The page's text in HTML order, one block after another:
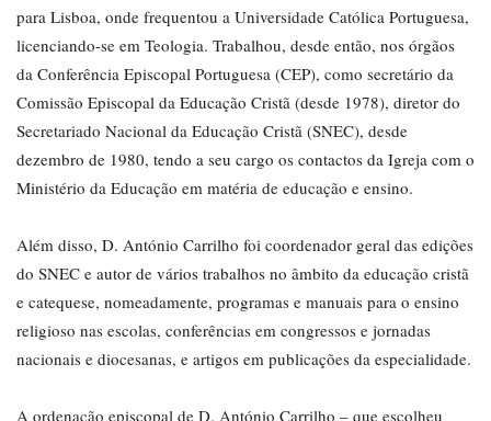
para Lisboa, onde frequentou a Universidade Católica Portuguesa,
licenciando-se em Teologia. Trabalhou, desde então, nos órgãos
da Conferência Episcopal Portuguesa (CEP), como secretário da
Comissão Episcopal da Educação Cristã (desde 1978), diretor do
Secretariado Nacional da Educação Cristã (SNEC), desde
dezembro de 1980, tendo a seu cargo os contactos da Igreja com o
Ministério da Educação em matéria de educação e ensino.
Além disso, D. António Carrilho foi coordenador geral das edições
do SNEC e autor de vários trabalhos no âmbito da educação cristã
e catequese, nomeadamente, programas e manuais para o ensino
religioso nas escolas, conferências em congressos e jornadas
nacionais e diocesanas, e artigos em publicações da especialidade.
A ordenação episcopal de D. António Carrilho – que escolheu